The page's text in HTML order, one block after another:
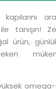
kapılarını
tanışın!
ürün,